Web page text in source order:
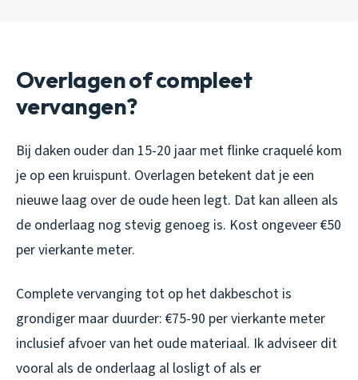
Overlagen of compleet
vervangen?
Bij daken ouder dan 15-20 jaar met flinke craquelé kom
je op een kruispunt. Overlagen betekent dat je een
nieuwe laag over de oude heen legt. Dat kan alleen als
de onderlaag nog stevig genoeg is. Kost ongeveer €50
per vierkante meter.
Complete vervanging tot op het dakbeschot is
grondiger maar duurder: €75-90 per vierkante meter
inclusief afvoer van het oude materiaal. Ik adviseer dit
vooral als de onderlaag al losligt of als er